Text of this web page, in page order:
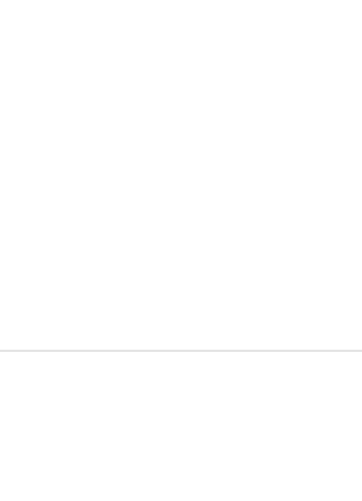
ماتریس پلیمری افزوده می‌شوند، به آنها